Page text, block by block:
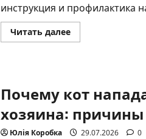
инструкция и профилактика
Читать далееПрочитать
больше
в
сарае:
средства
2026
Почему кот
хозяина:
Юлія Коробка 29.07.2026 0